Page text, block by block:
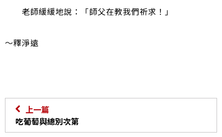
老師緩緩地說：「師父在教我們祈求！」
～釋淨遠
上一篇
吃葡萄與總別次第